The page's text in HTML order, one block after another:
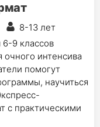
8-13 лет
9 классов
очного интенсива
помогут
научиться
с практическими